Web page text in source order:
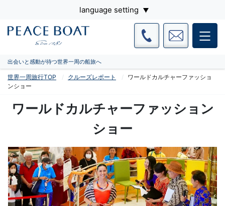
language setting
出会いと感動が待つ世界一周の船旅へ
世界一周旅行TOP クルーズレポート
ワールドカルチャーファッショ
ンショー
ワールドカルチャーファッション
ショー